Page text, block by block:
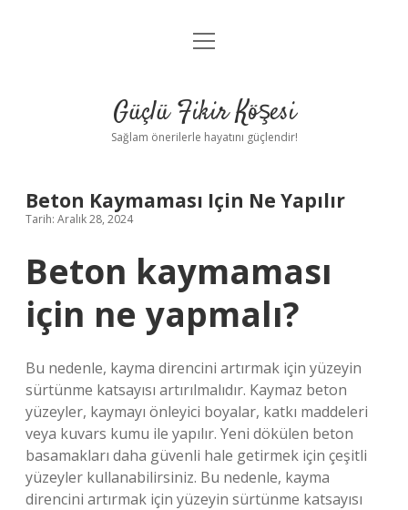
Anasayfa
Yasal Uyarı
menüyü
Güçlü Fikir Köşesi
Sağlam önerilerle hayatını güçlendir!
Beton Kaymaması Için Ne Yapılır
Tarih: Aralık 28, 2024
Beton kaymaması
için ne yapmalı?
Bu nedenle, kayma direncini artırmak için yüzeyin
sürtünme katsayısı artırılmalıdır. Kaymaz beton
yüzeyler, kaymayı önleyici boyalar, katkı maddeleri
veya kuvars kumu ile yapılır. Yeni dökülen beton
basamakları daha güvenli hale getirmek için çeşitli
yüzeyler kullanabilirsiniz. Bu nedenle, kayma
direncini artırmak için yüzeyin sürtünme katsayısı